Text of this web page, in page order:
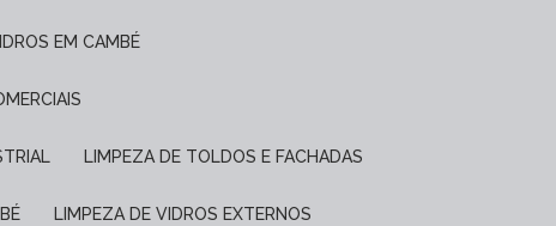
EM CAMBÉ
LIMPEZA DE TOLDOS E FACHADAS
LIMPEZA DE VIDROS EXTERNOS